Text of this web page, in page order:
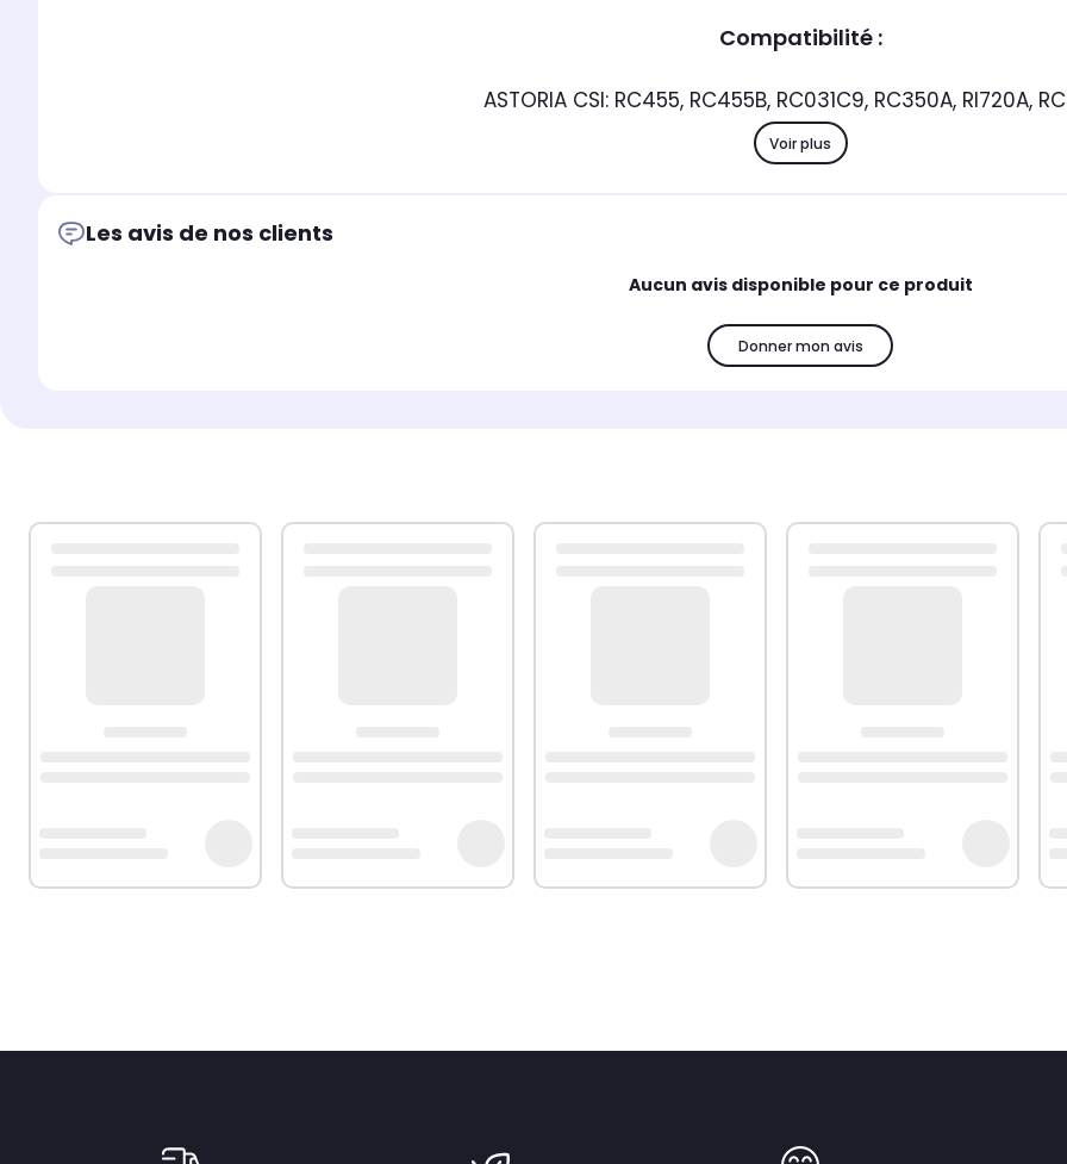
Compatibilité :
ASTORIA CSI: RC455, RC455B, RC031C9, RC350A, RI720A,
Voir plus
Les avis de nos clients
Aucun avis disponible pour ce produit
Donner mon avis